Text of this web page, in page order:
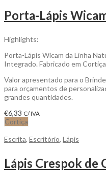
Highlights:
Porta-Lápis Wicam da Linha
Integrado. Fabricado em
Valor apresentado para o
para orçamentos de
grandes quantidades.
€6,33 C/ IVA
Cortiça
Escrita, Escritório, Lápis